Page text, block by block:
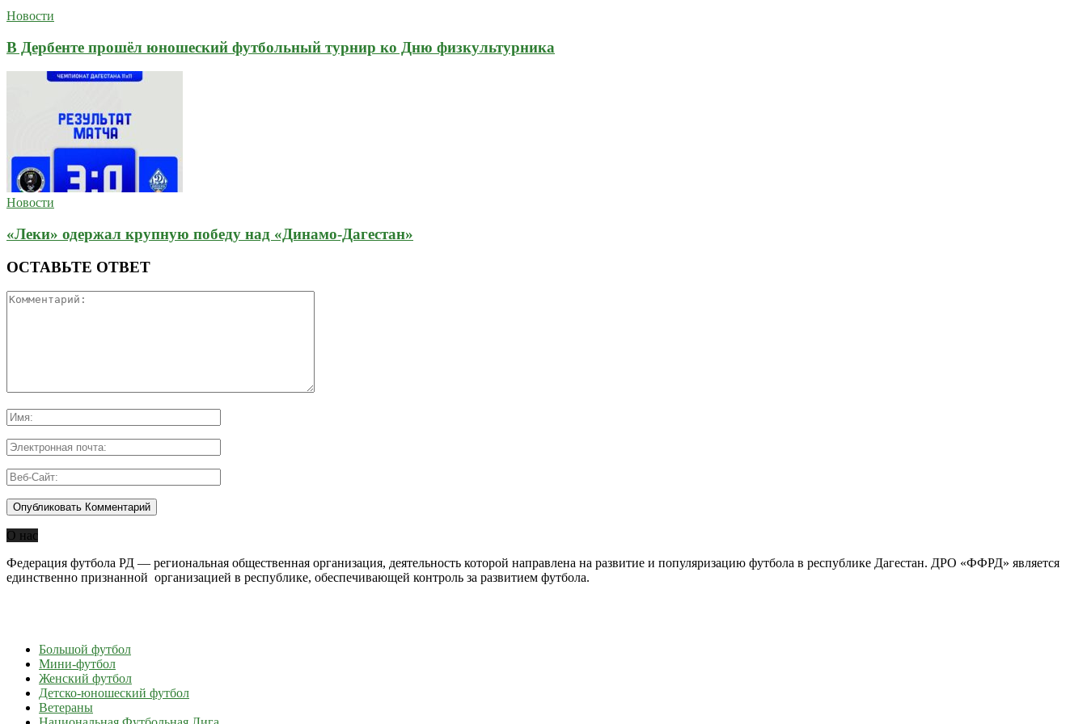
Новости
В Дербенте прошёл юношеский футбольный турнир ко Дню физкультурника
Новости
«Леки» одержал крупную победу над «Динамо-Дагестан»
ОСТАВЬТЕ ОТВЕТ
О нас
Федерация футбола РД — региональная общественная организация, деятельность которой направлена на развитие и популяризацию футбола в республике Дагестан. ДРО «ФФРД» является
единственно признанной организацией в республике, обеспечивающей контроль за развитием футбола.
Большой футбол
Мини-футбол
Женский футбол
Детско-юношеский футбол
Ветераны